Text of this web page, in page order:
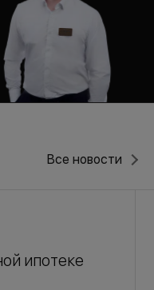
Все новости
ипотеке